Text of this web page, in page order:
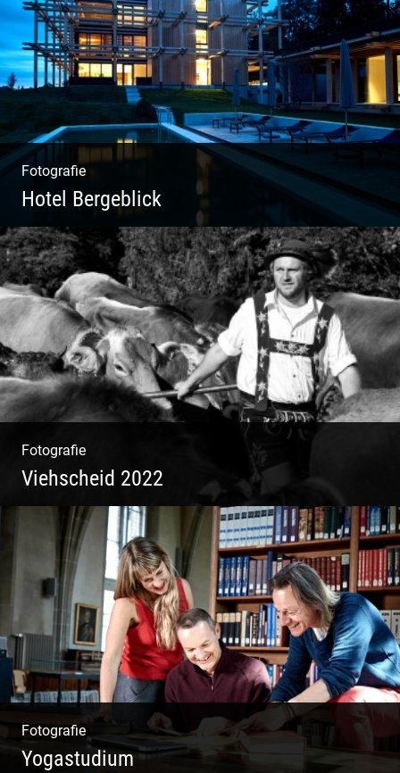
Fotografie
Hotel Bergeblick
Wunderbare Architektur, außergewöhnliches
Design – eine Oase der Ruhe und
Entspannung. Ausgedehnte Fotostrecke
Fotografie
Viehscheid 2022
Fotografie
Yogastudium